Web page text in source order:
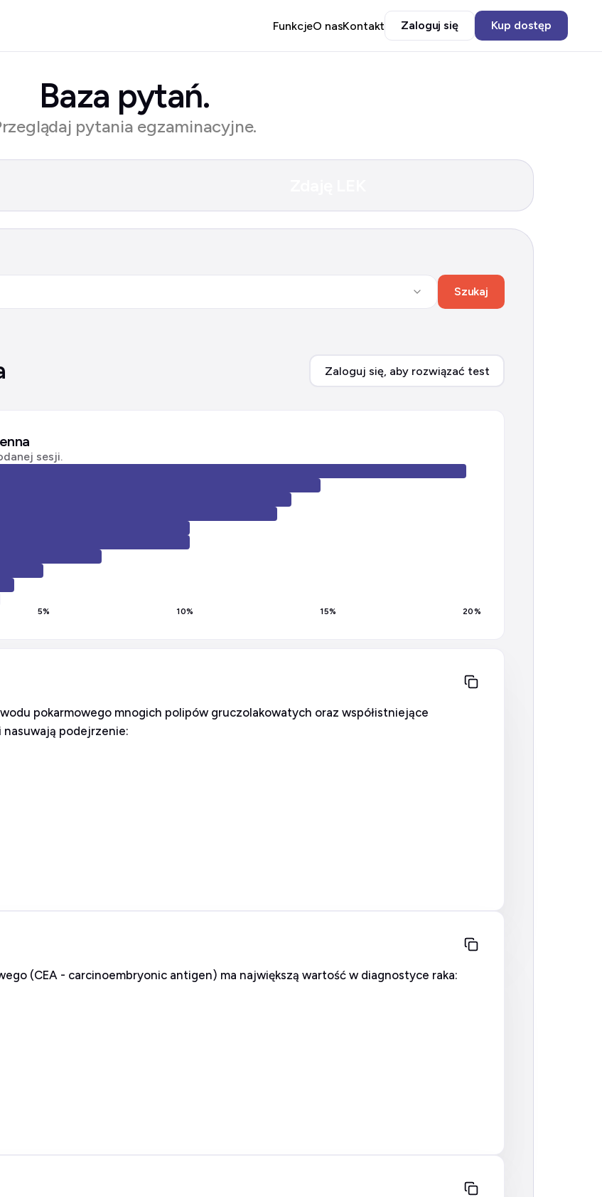
FunkcjeO nasKontakt Zaloguj się Kup dostęp
Baza pytań.
pytania egzaminacyjne.
Szukaj
Zaloguj się, aby rozwiązać test
sesji.
5% 10% 15% 20%
pokarmowego mnogich polipów gruczolakowatych oraz współistniejące
nasuwają podejrzenie:
(CEA - carcinoembryonic antigen) ma największą wartość w diagnostyce raka: